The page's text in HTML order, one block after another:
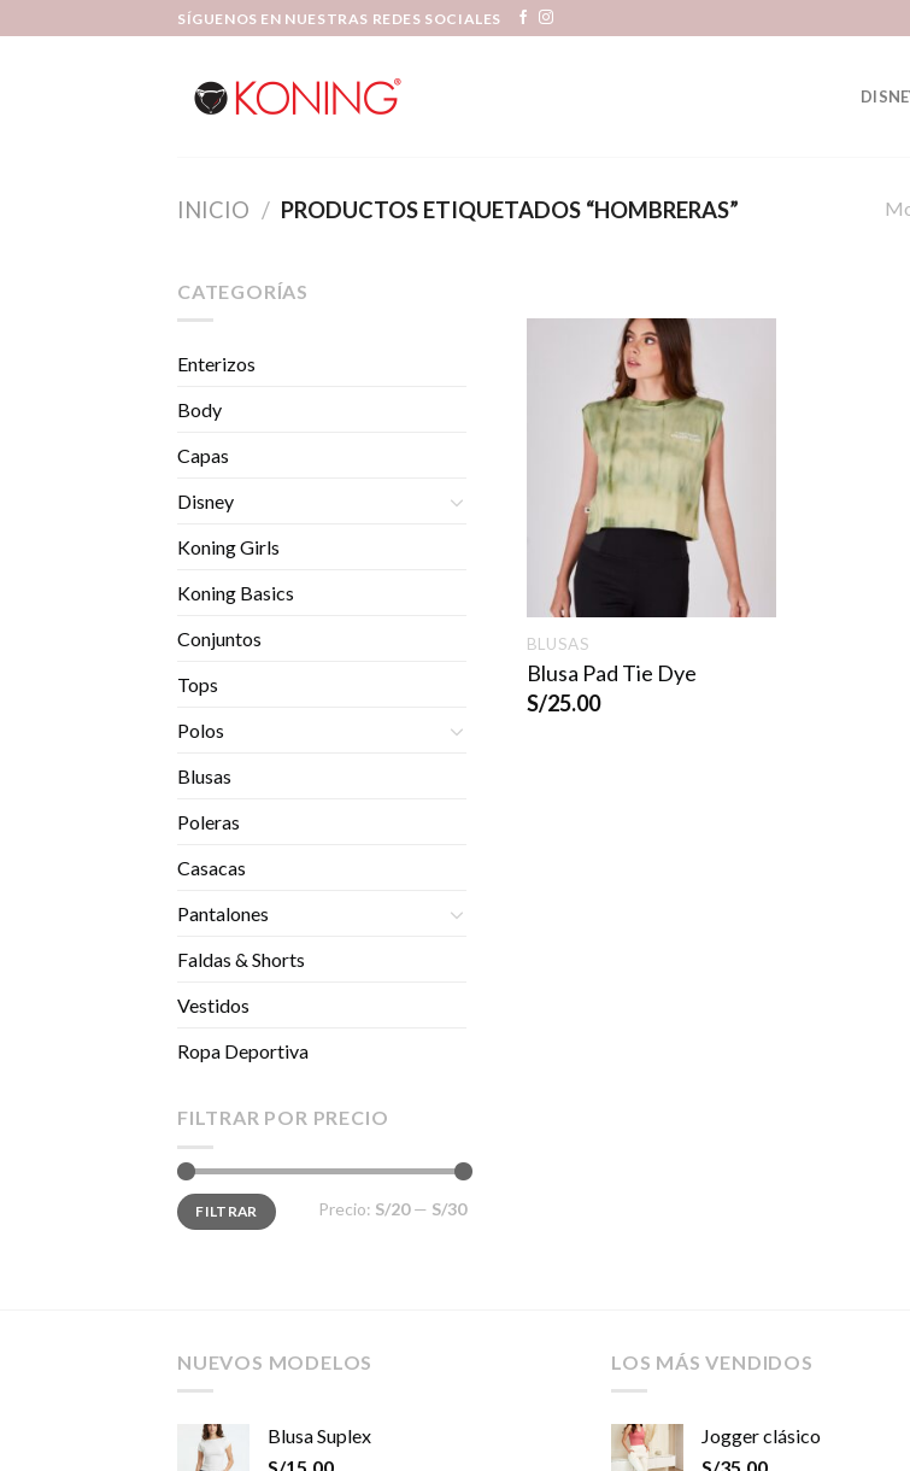
SÍGUENOS EN NUESTRAS REDES SOCIALES
INICIO / PRODUCTOS ETIQUETADOS “HOMBRERAS”
CATEGORÍAS
Enterizos
Body
Capas
Disney
Koning Girls
Koning Basics
Conjuntos
Tops
Polos
Blusas
Poleras
Casacas
Pantalones
Faldas & Shorts
Vestidos
Ropa Deportiva
FILTRAR POR PRECIO
Precio
mínimo
Precio
máximo
FILTRAR Precio: S/20— S/30
BLUSAS
Blusa Pad Tie Dye
S/25.00
NUEVOS MODELOS
Blusa Suplex
LOS MÁS VENDIDOS
Jogger clásico